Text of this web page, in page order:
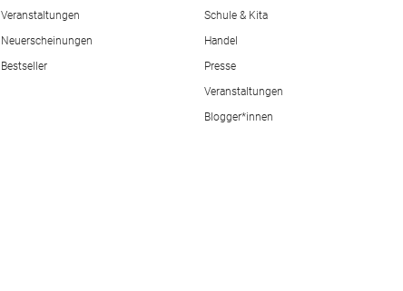
Veranstaltungen
Neuerscheinungen
Bestseller
Schule & Kita
Handel
Presse
Veranstaltungen
Blogger*innen